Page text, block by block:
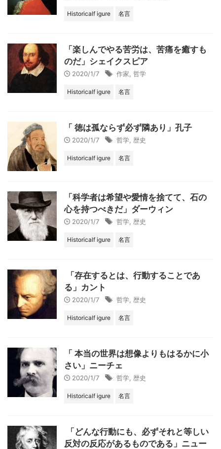
Historicalf igure 名言
「楽しんでやる苦労は、苦痛を癒すも
のだ」シェイクスピア
2020/1/7 作家 哲学
Historicalf igure 名言
「 徳は孤ならず必ず隣あり」孔子
2020/1/7 哲学 歴史
Historicalf igure 名言
「科学者は希望や愛情を捨てて、石の
心を持つべきだ」ダーウィン
2020/1/7 哲学 歴史
Historicalf igure 名言
「存在するとは、行動することであ
る」カント
2020/1/7 哲学 歴史
Historicalf igure 名言
「 本当の世界は想像よりもはるかに小
さい」ニーチェ
2020/1/7 哲学 歴史
Historicalf igure 名言
「どんな行動にも、必ずそれと等しい
反対の反応があるものである」ニュー